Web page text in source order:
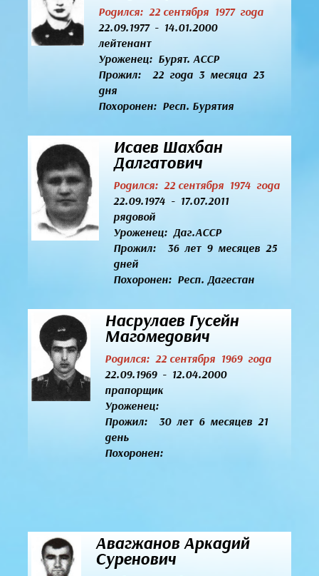
Родился: 22 сентября 1977 года
22.09.1977 - 14.01.2000
лейтенант
Уроженец: Бурят. АССР
Прожил: 22 года 3 месяца 23
дня
Похоронен: Респ. Бурятия
Исаев Шахбан
Далгатович
Родился: 22 сентября 1974 года
22.09.1974 - 17.07.2011
рядовой
Уроженец:Даг.АССР
Прожил: 36 лет 9 месяцев 25
дней
Похоронен: Респ. Дагестан
Насрулаев Гусейн
Магомедович
Родился: 22 сентября 1969 года
22.09.1969 - 12.04.2000
прапорщик
Уроженец:
Прожил: 30 лет 6 месяцев 21
день
Похоронен:
Авагжанов Аркадий
Суренович